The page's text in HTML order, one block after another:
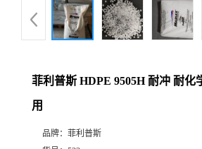
菲利普斯 HDPE 9505H 耐冲 耐化
用
品牌： 菲利普斯